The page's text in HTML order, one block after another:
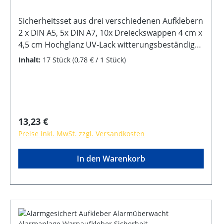
Sicherheitsset aus drei verschiedenen Aufklebern
2 x DIN A5, 5x DIN A7, 10x Dreieckswappen 4 cm x
4,5 cm Hochglanz UV-Lack witterungsbeständig
kratzfest selbstklebende Rückseite für Innen und
Inhalt: 17 Stück (0,78 € / 1 Stück)
Regulärer Preis:
13,23 €
Preise inkl. MwSt. zzgl. Versandkosten
In den Warenkorb